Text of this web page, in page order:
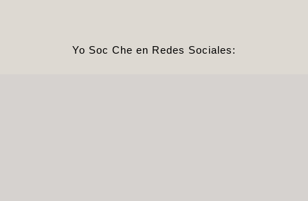
Yo Soc Che en Redes Sociales: